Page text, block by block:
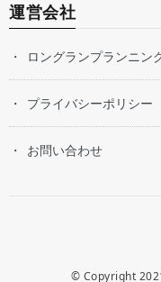
運営会社
ロングランプランニン
プライバシーポリシー
お問い合わせ
© Copyright